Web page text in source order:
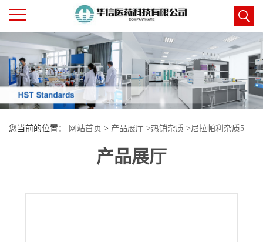
公
司
首
页
司
您当前的位置： 网站首页 > 产品展厅 >热销杂质 >尼拉帕利杂质5
产品展厅